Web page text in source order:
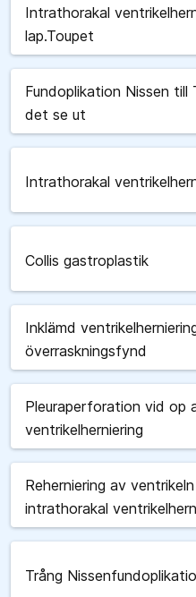
Intrathorakal
lap.Toupet
Fundoplikation Nissen till
det se ut
Intrathorakal
Collis gastroplastik
Inklämd
överraskningsfynd
Pleuraperforation vid op
ventrikelherniering
Reherniering av
intrathorakal
Trång